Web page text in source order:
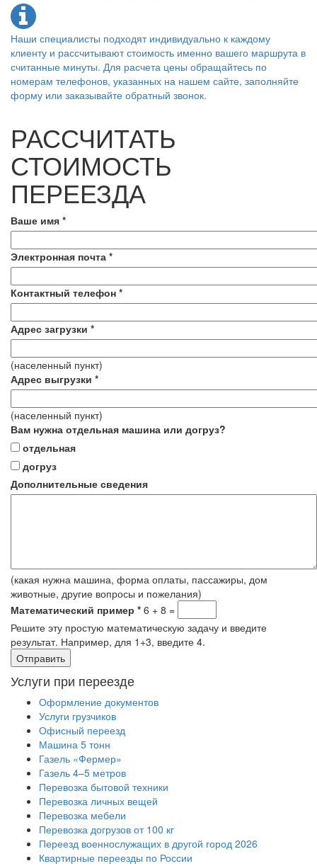
Наши специалисты подходят индивидуально к каждому
клиенту и рассчитывают стоимость именно вашего маршрута в
считанные минуты. Для расчета цены обращайтесь по
номерам телефонов, указанных на нашем сайте, заполняйте
форму или заказывайте обратный звонок.
РАССЧИТАТЬ
СТОИМОСТЬ
ПЕРЕЕЗДА
Ваше имя *
Электронная почта *
Контактный телефон *
Адрес загрузки *
(населенный пункт)
Адрес выгрузки *
(населенный пункт)
Вам нужна отдельная машина или догруз?
отдельная
догруз
Дополнительные сведения
(какая нужна машина, форма оплаты, пассажиры, дом
животные, другие вопросы и пожелания)
Математический пример * 6 + 8 =
Решите эту простую математическую задачу и введите
результат. Например, для 1+3, введите 4.
Услуги при переезде
Оформление документов
Услуги грузчиков
Офисный переезд
Машина 5 тонн
Газель «Фермер»
Газель 4–5 метров
Перевозка бытовой техники
Перевозка личных вещей
Перевозка мебели
Перевозка догрузов от 100 кг
Переезд военнослужащих в другой город 2026
Квартирные переезды по России